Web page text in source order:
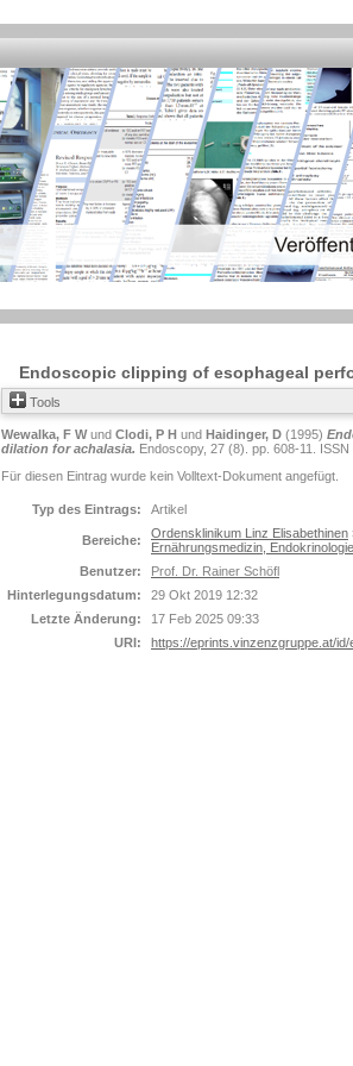
Endoscopic clipping of esophageal
Tools
Wewalka, F Wund Clodi, P H und Haidinger, D (1995)
dilation for achalasia. Endoscopy, 27 (8). pp. 608-11.
Für diesen Eintrag wurde kein Volltext-Dokument angefügt.
Typ des Eintrags: Artikel
Bereiche: Ordensklinikum Linz Elisabethinen
Ernährungsmedizin, Endokrinologie
Benutzer:
Prof. Dr. Rainer Schöfl
Hinterlegungsdatum:
29 Okt 2019 12:32
Letzte Änderung:
17 Feb 2025 09:33
URI:
https://eprints.vinzenzgruppe.at/id/